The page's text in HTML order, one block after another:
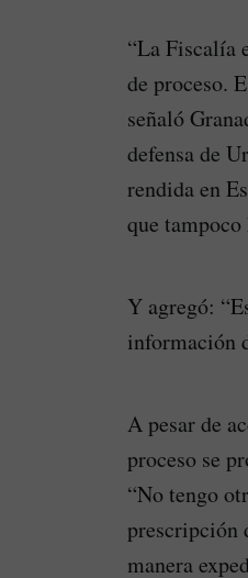
“La Fiscalía
de proceso.
señaló
defensa de
rendida en
que
Y agregó:
información
A pesar de
proceso se
“No tengo
prescripción
manera